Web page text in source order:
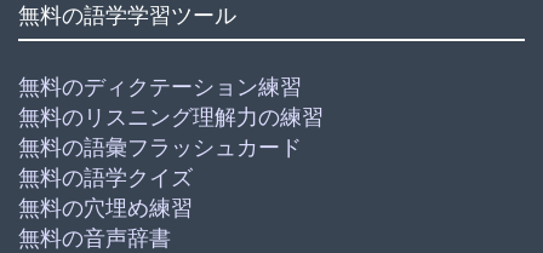
無料の語学学習ツール
無料のディクテーション練習
無料のリスニング理解力の練習
無料の語彙フラッシュカード
無料の語学クイズ
無料の穴埋め練習
無料の音声辞書